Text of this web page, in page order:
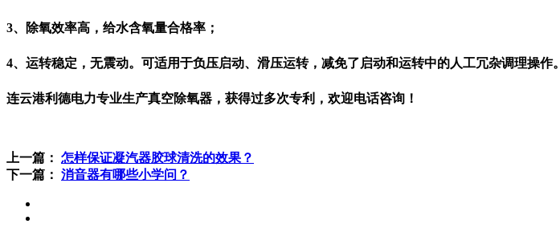
3、除氧效率高，给水含氧量合格率；
4、运转稳定，无震动。可适用于负压启动、滑压运转，减免了启动和运转中的人工冗杂调理操作。
连云港利德电力专业生产真空除氧器，获得过多次专利，欢迎电话咨询！
上一篇： 怎样保证凝汽器胶球清洗的效果？
下一篇： 消音器有哪些小学问？